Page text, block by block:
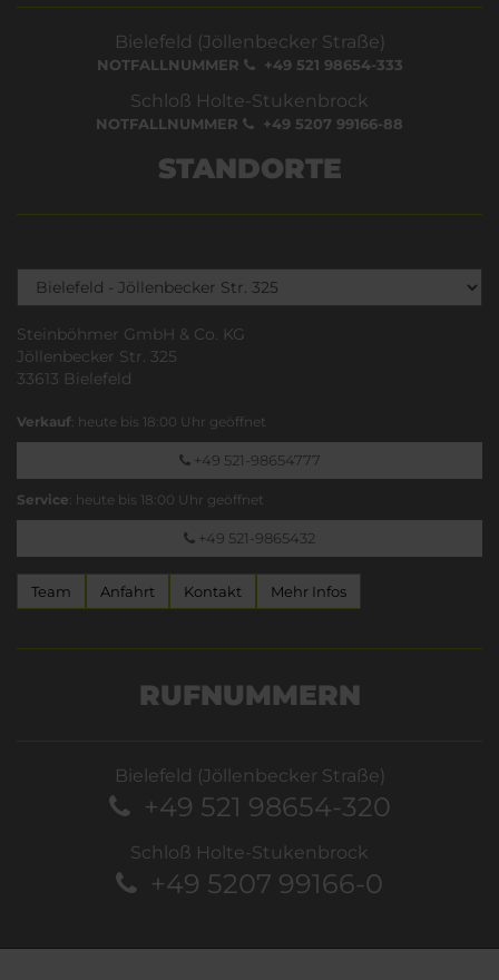
Bielefeld (Jöllenbecker Straße)
NOTFALLNUMMER +49 521 98654-333
Schloß Holte-Stukenbrock
NOTFALLNUMMER +49 5207 99166-88
STANDORTE
Steinböhmer GmbH & Co. KG
Jöllenbecker Str. 325
33613 Bielefeld
Verkauf: heute bis 18:00 Uhr geöffnet
+49 521-98654777
Service: heute bis 18:00 Uhr geöffnet
+49 521-9865432
Team Anfahrt Kontakt Mehr Infos
RUFNUMMERN
Bielefeld (Jöllenbecker Straße)
+49 521 98654-320
Schloß Holte-Stukenbrock
+49 5207 99166-0